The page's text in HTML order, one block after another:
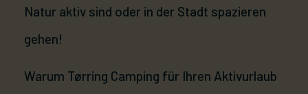
Natur aktiv sind oder in der Stadt spazieren
gehen!
Warum Tørring Camping für Ihren Aktivurlaub